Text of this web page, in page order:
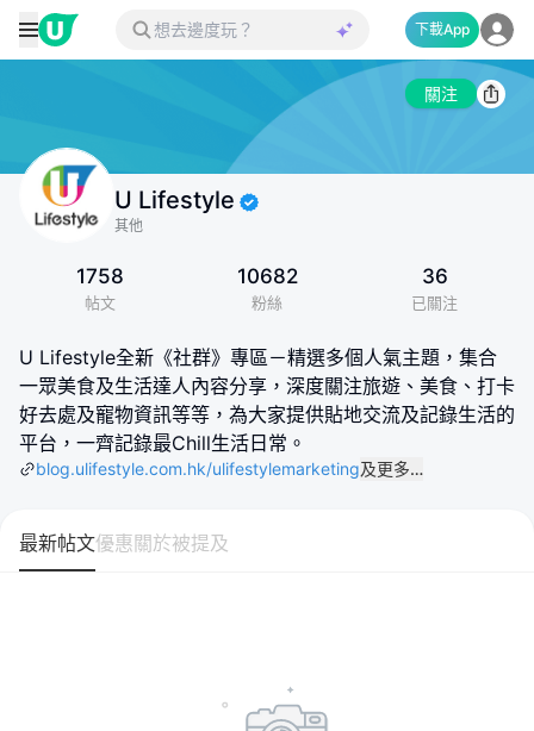
下載App
關注
U Lifestyle
其他
1758
帖文
10682
粉絲
36
已關注
U Lifestyle全新《社群》專區－精選多個人氣主題，集合
一眾美食及生活達人內容分享，深度關注旅遊、美食、打卡
好去處及寵物資訊等等，為大家提供貼地交流及記錄生活的
平台，一齊記錄最Chill生活日常。
blog.ulifestyle.com.hk/ulifestylemarketing及更多…
最新帖文優惠 關於被提及